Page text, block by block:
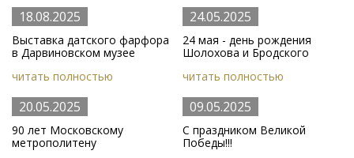
18.08.2025
Выставка датского фарфора
в Дарвиновском музее
читать полностью
24.05.2025
24 мая - день рождения
Шолохова и Бродского
читать полностью
20.05.2025
90 лет Московскому
метрополитену
09.05.2025
С праздником Великой
Победы!!!